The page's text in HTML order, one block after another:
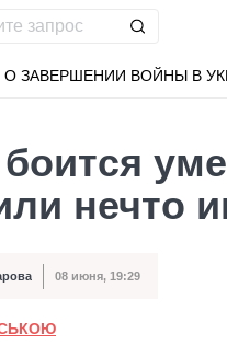
ЗАВЕРШЕНИИ ВОЙНЫ В
Мариуполь
нечто
08 июня, 19:29